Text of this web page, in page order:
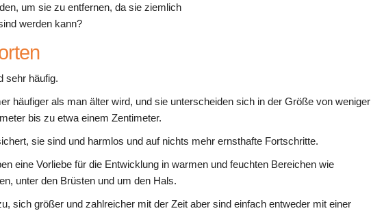
um sie zu entfernen, da sie ziemlich
werden kann?
sehr häufig.
häufiger als man älter wird, und sie unterscheiden sich in der Größe von weniger
bis zu etwa einem Zentimeter.
sie sind und harmlos und auf nichts mehr ernsthafte Fortschritte.
eine Vorliebe für die Entwicklung in warmen und feuchten Bereichen wie
unter den Brüsten und um den Hals.
sich größer und zahlreicher mit der Zeit aber sind einfach entweder mit einer